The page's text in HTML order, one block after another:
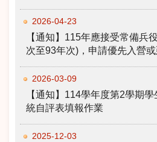
2026-04-23
【通知】115年應接受常備兵
次至93年次)，申請優先入營
2026-03-09
【通知】114學年度第2學期
統自評表填報作業
2025-12-03